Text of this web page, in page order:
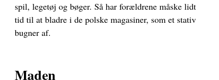
spil, legetøj og bøger. Så har forældrene måske lidt
tid til at bladre i de polske magasiner, som et stativ
bugner af.
Maden